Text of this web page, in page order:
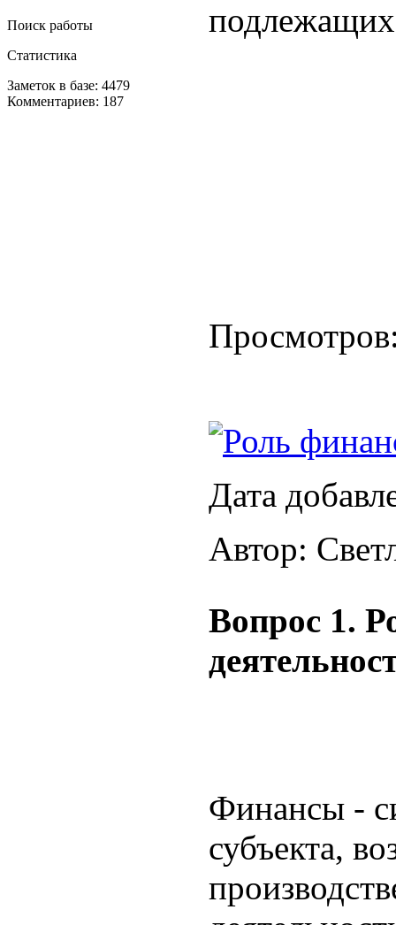
Поиск работы
Статистика
Заметок в базе: 4479
Комментариев: 187
подлежащих
Роль
Дата
Автор:
Вопрос 1.
Финансы -
субъекта,